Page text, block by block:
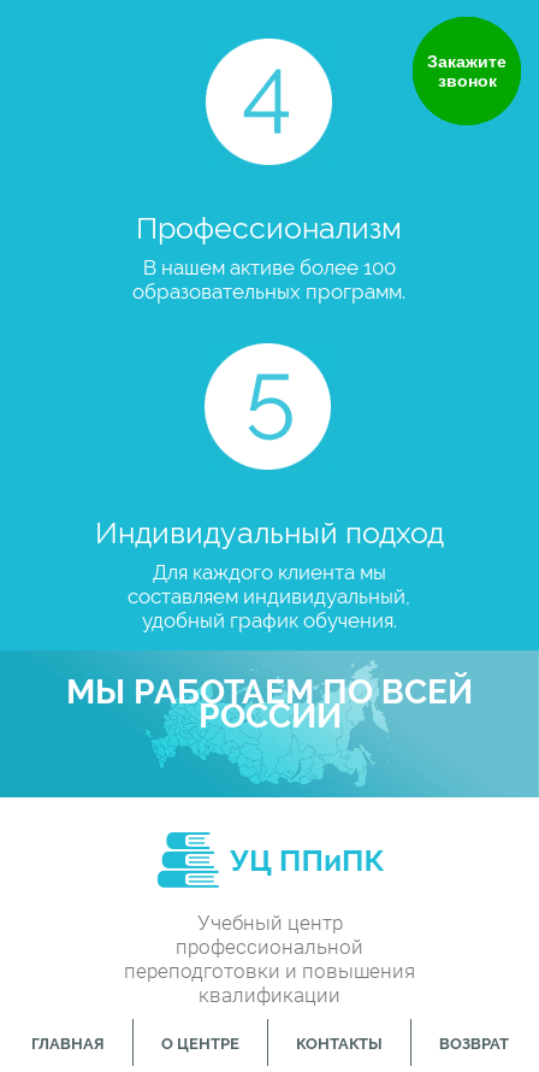
Закажите
звонок
Профессионализм
В нашем активе более 100
образовательных программ.
Индивидуальный подход
Для каждого клиента мы
составляем индивидуальный,
удобный график обучения.
МЫ РАБОТАЕМ ПО ВСЕЙ
РОССИИ
Учебный центр
профессиональной
переподготовки и повышения
квалификации
ГЛАВНАЯ О ЦЕНТРЕ КОНТАКТЫ ВОЗВРАТ